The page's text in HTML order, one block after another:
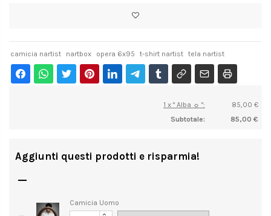
camicia nartist nartbox opera 6x95 t-shirt nartist tela nartist
1 x " Alba ☼ ":
85,00 €
Subtotale:
85,00 €
Aggiunti questi prodotti e risparmia!

Camicia Uomo